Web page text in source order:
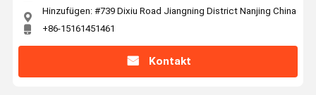
Hinzufügen: #739 Dixiu Road Jiangning District Nanjing China
+86-15161451461
Kontakt